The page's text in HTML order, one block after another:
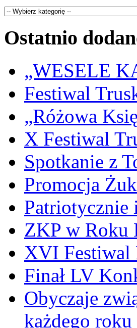
Ostatnio
„WESELE
Festiwal
„Różowa
X Festiwal
Spotkanie z
Promocja
ZKP w Roku
XVI Festiwal
Finał LV
Obyczaje
każdego roku